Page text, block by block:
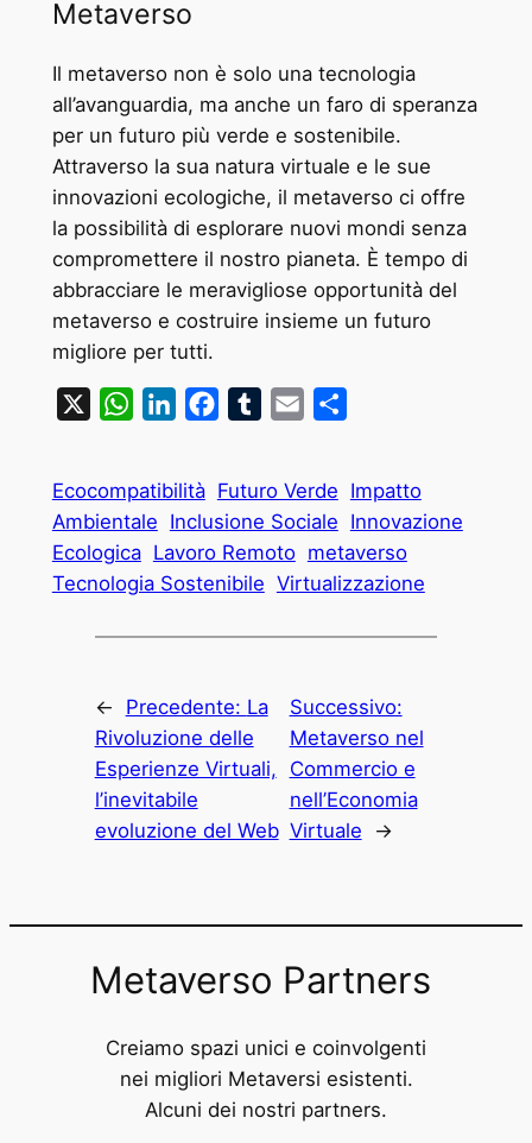
Metaverso
Il metaverso non è solo una tecnologia
all’avanguardia, ma anche un faro di speranza
per un futuro più verde e sostenibile.
Attraverso la sua natura virtuale e le sue
innovazioni ecologiche, il metaverso ci offre
la possibilità di esplorare nuovi mondi senza
compromettere il nostro pianeta. È tempo di
abbracciare le meravigliose opportunità del
metaverso e costruire insieme un futuro
migliore per tutti.
WhatsAppLinkedInFacebookTumblrEmail
Ecocompatibilità Futuro Verde Impatto
Ambientale Inclusione Sociale Innovazione
Ecologica Lavoro Remoto metaverso
Tecnologia Sostenibile Virtualizzazione
← Precedente: La
Rivoluzione delle
Esperienze Virtuali,
l’inevitabile
evoluzione del Web
Successivo:
Metaverso nel
Commercio e
nell’Economia
Virtuale
→
Metaverso Partners
Creiamo spazi unici e coinvolgenti
nei migliori Metaversi esistenti.
Alcuni dei nostri partners.